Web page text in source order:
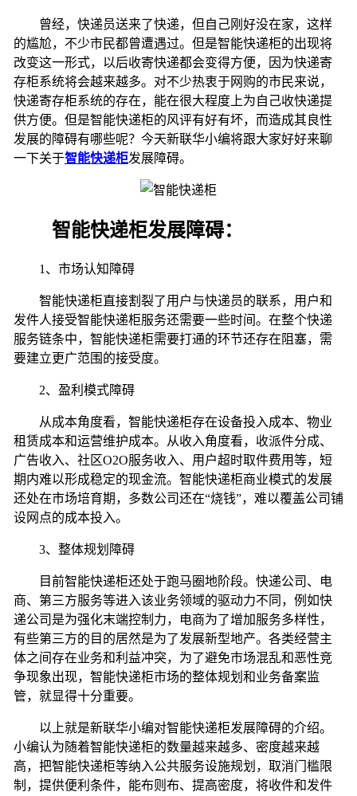
曾经，快递员送来了快递，但自己刚好没在家，这样
的尴尬，不少市民都曾遭遇过。但是智能快递柜的出现将
改变这一形式，以后收寄快递都会变得方便，因为快递寄
存柜系统将会越来越多。对不少热衷于网购的市民来说，
快递寄存柜系统的存在，能在很大程度上为自己收快递提
供方便。但是智能快递柜的风评有好有坏，而造成其良性
发展的障碍有哪些呢？今天新联华小编将跟大家好好来聊
一下关于智能快递柜发展障碍。
智能快递柜发展障碍：
1 、市场认知障碍
智能快递柜直接割裂了用户与快递员的联系，用户和
发件人接受智能快递柜服务还需要一些时间。在整个快递
服务链条中，智能快递柜需要打通的环节还存在阻塞，需
要建立更广范围的接受度。
2、盈利模式障碍
从成本角度看，智能快递柜存在设备投入成本、物业
租赁成本和运营维护成本。从收入角度看，收派件分成、
广告收入、社区O2O服务收入、用户超时取件费用等，短
期内难以形成稳定的现金流。智能快递柜商业模式的发展
还处在市场培育期，多数公司还在“烧钱”，难以覆盖公司铺
设网点的成本投入。
3、整体规划障碍
目前智能快递柜还处于跑马圈地阶段。快递公司、电
商、第三方服务等进入该业务领域的驱动力不同，例如快
递公司是为强化末端控制力，电商为了增加服务多样性，
有些第三方的目的居然是为了发展新型地产。各类经营主
体之间存在业务和利益冲突，为了避免市场混乱和恶性竞
争现象出现，智能快递柜市场的整体规划和业务备案监
管，就显得十分重要。
以上就是新联华小编对智能快递柜发展障碍的介绍。
小编认为随着智能快递柜的数量越来越多、密度越来越
高，把智能快递柜等纳入公共服务设施规划，取消门槛限
制，提供便利条件，能布则布、提高密度，将收件和发件